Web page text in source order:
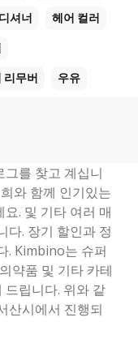
셔너 헤어 컬러
리무버 우유
를 찾고 계십니
와 함께 인기있는
. 및 기타 여러 매
다. 장기 할인과 정
. Kimbino는 슈퍼
약품 및 기타 카테
립니다. 위와 같
산시에서 진행되